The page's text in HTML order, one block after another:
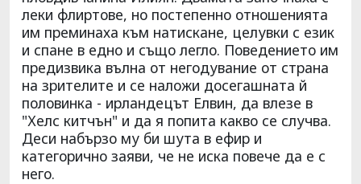
леки флиртове, но постепенно отношенията
им преминаха към натискане, целувки с език
и спане в едно и също легло. Поведението им
предизвика вълна от негодувание от страна
на зрителите и се наложи досегашната й
половинка - ирландецът Елвин, да влезе в
"Хелс китчън" и да я попита какво се случва.
Деси набързо му би шута в ефир и
категорично заяви, че не иска повече да е с
него.